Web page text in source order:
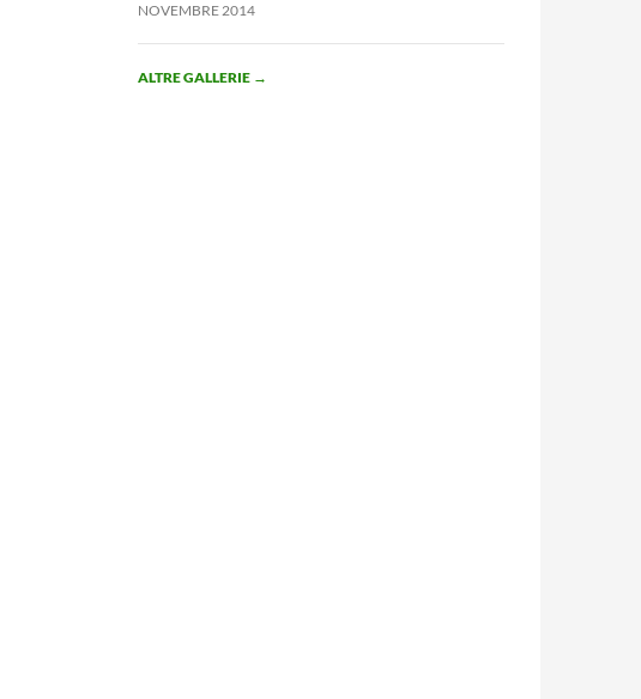
NOVEMBRE 2014
ALTRE GALLERIE →